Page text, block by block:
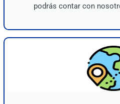
podrás contar con